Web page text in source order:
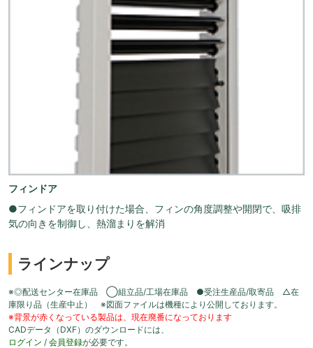
フィンドア
●フィンドアを取り付けた場合、フィンの角度調整や開閉で、吸排
気の向きを制御し、熱溜まりを解消
ラインナップ
※◎配送センター在庫品 ◯組立品/工場在庫品 ●受注生産品/取寄品 △在
庫限り品（生産中止） ※図面ファイルは機種により公開しております。
※背景が赤くなっている製品は、現在廃番になっております
CADデータ（DXF）のダウンロードには、
ログイン / 会員登録が必要です。